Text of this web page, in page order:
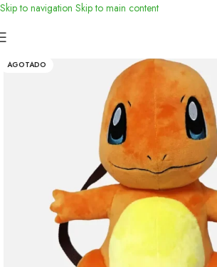
Skip to navigation Skip to main content
Inicio
AGOTADO